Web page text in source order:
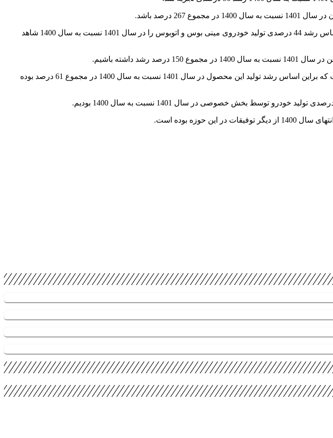
در سال 1401 همچنین بیش از 2 هزار و 500 دستگاه خودروی مینی بوس و اتوبوس تولید شد که بر این اساس رشد 44 درصدی تولید خودروی مینی بوس و اتوبوس را در سال 1401 نسبت به سال 1400 شاهد
از آغاز به کار دولت مردمی تاکنون بیش از 450 هزار دستگاه موتورسیکلت در سال 1401 تولید شده است که براین اساس رشد تولید این محصول در سال 1401 نسبت به سال 1400 در مجموع 61 درصد بوده